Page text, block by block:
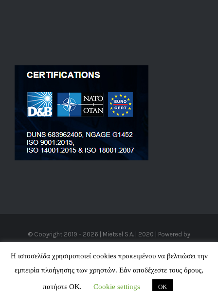
© Copyright 2019 - 2026 | Mietsel S.A. | 2020 | Powered by
Reserved
Η ιστοσελίδα χρησιμοποιεί cookies προκειμένου να βελτιώσει την
εμπειρία πλοήγησης των χρηστών. Εάν αποδέχεστε τους όρους,
πατήστε ΟΚ. Cookie settings OK